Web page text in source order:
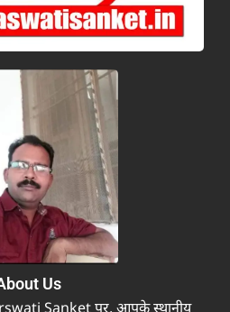
Us
Sanket पर, आपके स्थानीय